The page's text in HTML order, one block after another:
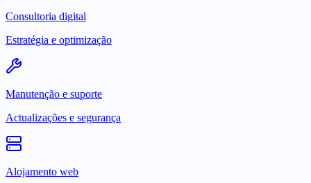
Consultoria digital
Estratégia e optimização
Manutenção e suporte
Actualizações e segurança
Alojamento web